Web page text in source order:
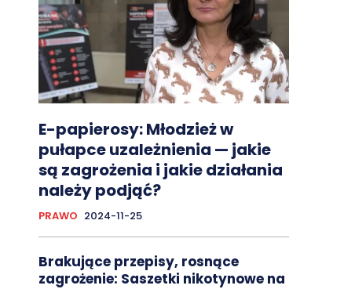
E-papierosy: Młodzież w
pułapce uzależnienia — jakie
są zagrożenia i jakie działania
należy podjąć?
PRAWO 2024-11-25
Brakujące przepisy, rosnące
zagrożenie: Saszetki nikotynowe na